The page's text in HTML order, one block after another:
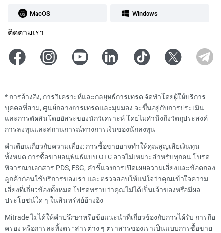
MacOS Windows
ติดตามเรา
* การอ้างอิง, การวิเคราะห์และกลยุทธ์การเทรด จัดทำโดยผู้ให้บริการ
บุคคลที่สาม, ศูนย์กลางการเทรดและมุมมอง จะขึ้นอยู่กับการประเมิน
และการตัดสินโดยอิสระของนักวิเคราะห์ โดยไม่คำนึงถึงวัตถุประสงค์
การลงทุนและสถานการณ์ทางการเงินของนักลงทุน
คำเตือนเกี่ยวกับความเสี่ยง: การซื้อขายอาจทำให้คุณสูญเสียเงินทุน
ทั้งหมด การซื้อขายอนุพันธ์แบบ OTC อาจไม่เหมาะสำหรับทุกคน โปรด
พิจารณาเอกสาร PDS, FSG, คำชี้แจงการเปิดเผยความเสี่ยงและข้อตกลง
ลูกค้าก่อนใช้บริการของเรา และตรวจสอบให้แน่ใจว่าคุณเข้าใจความ
เสี่ยงที่เกี่ยวข้องทั้งหมด โปรดทราบว่าคุณไม่ได้เป็นเจ้าของหรือมีผล
ประโยชน์ใด ๆ ในสินทรัพย์อ้างอิง
Mitrade ไม่ได้ให้คำปรึกษาหรือข้อแนะนำที่เกี่ยวข้องกับการได้รับ การถือ
ครอง หรือการละทิ้งตราสารต่าง ๆ ตราสารของเราเป็นแบบการซื้อขาย